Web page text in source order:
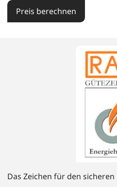
Preis berechnen
Das Zeichen für den